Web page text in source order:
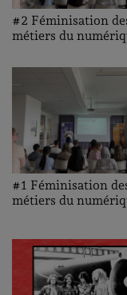
#2 Féminisation
métiers du
Interviews des
#1 Féminisation
métiers du
participantes